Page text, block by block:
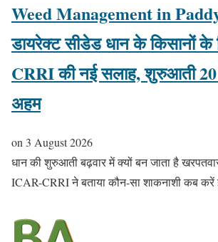
Weed Management in
डायरेक्ट सीडेड धान के किसानों
CRRI की नई सलाह, शुरुआती
अहम
on 3 August 2026
धान की शुरुआती बढ़वार में क्यों बन जाता है
ICAR-CRRI ने बताया कौन-सा शाकनाशी कब